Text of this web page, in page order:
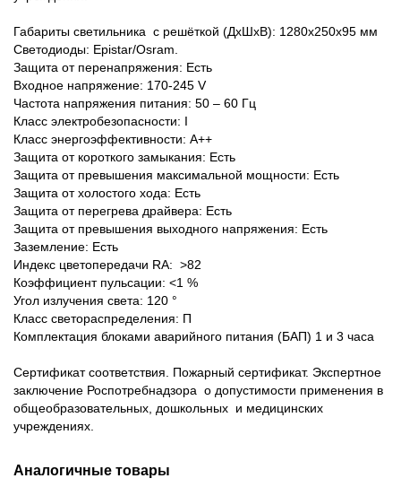
Габариты светильника с решёткой (ДхШхВ): 1280х250х95 мм
Светодиоды: Epistar/Osram.
Защита от перенапряжения: Есть
Входное напряжение: 170-245 V
Частота напряжения питания: 50 – 60 Гц
Класс электробезопасности: I
Класс энергоэффективности: А++
Защита от короткого замыкания: Есть
Защита от превышения максимальной мощности: Есть
Защита от холостого хода: Есть
Защита от перегрева драйвера: Есть
Защита от превышения выходного напряжения: Есть
Заземление: Есть
Индекс цветопередачи RA: >82
Коэффициент пульсации: <1 %
Угол излучения света: 120 °
Класс светораспределения: П
Комплектация блоками аварийного питания (БАП) 1 и 3 часа
Сертификат соответствия. Пожарный сертификат. Экспертное
заключение Роспотребнадзора о допустимости применения в
общеобразовательных, дошкольных и медицинских
учреждениях.
Аналогичные товары